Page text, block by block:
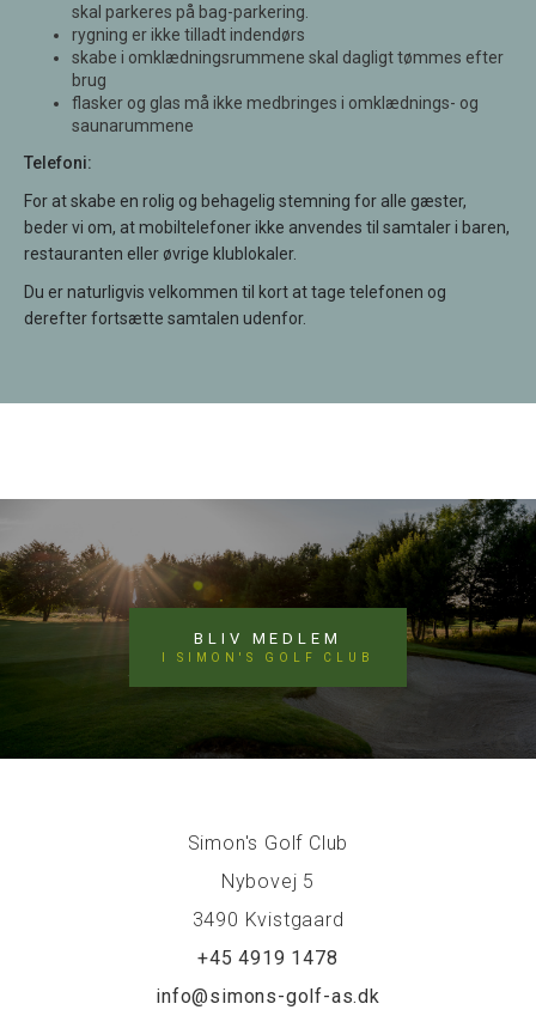
skal parkeres på bag-parkering.
rygning er ikke tilladt indendørs
skabe i omklædningsrummene skal dagligt tømmes efter
brug
flasker og glas må ikke medbringes i omklædnings- og
saunarummene
Telefoni:
For at skabe en rolig og behagelig stemning for alle gæster,
beder vi om, at mobiltelefoner ikke anvendes til samtaler i baren,
restauranten eller øvrige klublokaler.
Du er naturligvis velkommen til kort at tage telefonen og
derefter fortsætte samtalen udenfor.
BLIV MEDLEM
I SIMON'S GOLF CLUB
Simon's Golf Club
Nybovej 5
3490 Kvistgaard
+45 4919 1478
info@simons-golf-as.dk